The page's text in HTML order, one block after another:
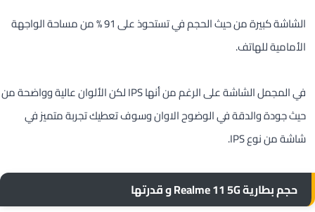
الشاشة كبيرة من حيث الحجم في تستحوذ على 91 % من مساحة الواجهة
الأمامية للهاتف.
في المجمل الشاشة على الرغم من أنها IPS لكن الألوان عالية وواضحة من
حيث جودة والدقة في الوضوح الاوان وسوف تعطيك تجربة متميز في
شاشة من نوع IPS.
حجم بطارية Realme 11 5G و قدرتها